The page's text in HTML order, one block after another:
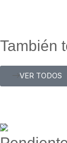
También
VER TODOS